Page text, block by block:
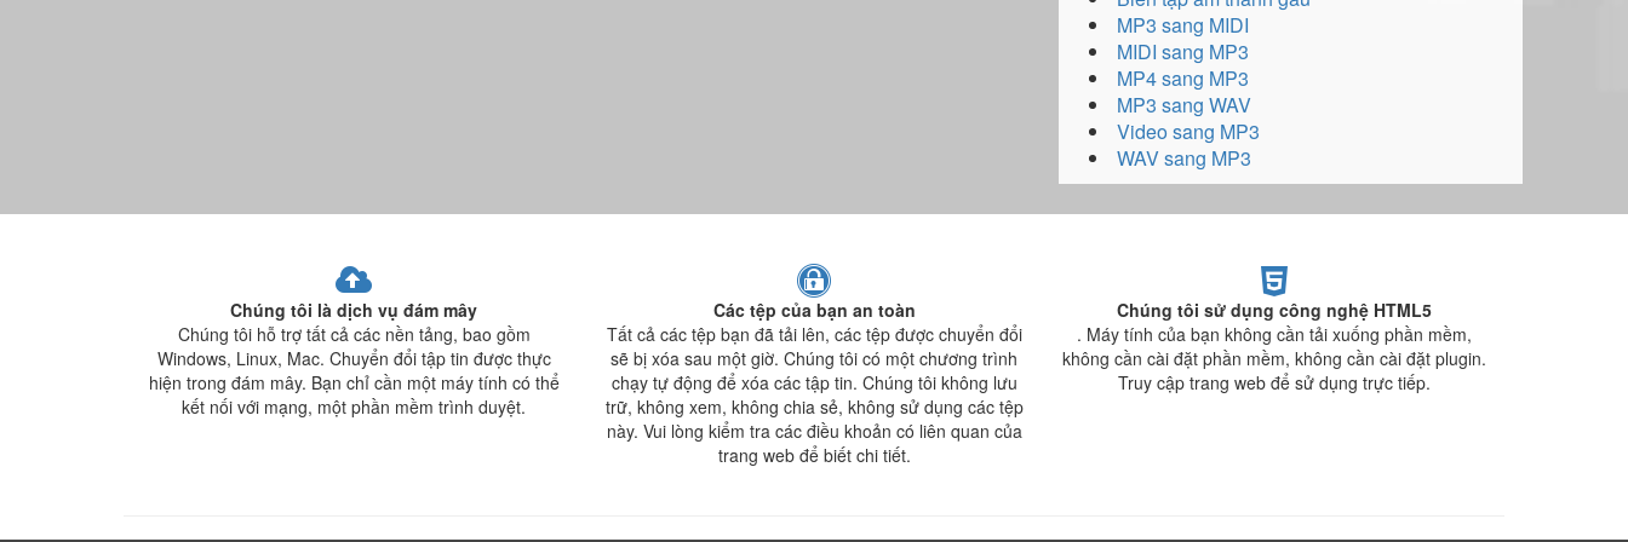
MP3 sang MIDI
MIDI sang MP3
MP4 sang MP3
MP3 sang WAV
Video sang MP3
WAV sang MP3
Chúng tôi là dịch vụ đám mây
Chúng tôi hỗ trợ tất cả các nền tảng, bao gồm
Windows, Linux, Mac. Chuyển đổi tập tin được thực
hiện trong đám mây. Bạn chỉ cần một máy tính có thể
kết nối với mạng, một phần mềm trình duyệt.
Các tệp của bạn an toàn
Tất cả các tệp bạn đã tải lên, các tệp được chuyển đổi
sẽ bị xóa sau một giờ. Chúng tôi có một chương trình
chạy tự động để xóa các tập tin. Chúng tôi không lưu
trữ, không xem, không chia sẻ, không sử dụng các tệp
này. Vui lòng kiểm tra các điều khoản có liên quan của
trang web để biết chi tiết.
Chúng tôi sử dụng công nghệ HTML5
. Máy tính của bạn không cần tải xuống phần mềm,
không cần cài đặt phần mềm, không cần cài đặt plugin.
Truy cập trang web để sử dụng trực tiếp.